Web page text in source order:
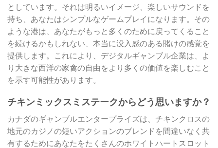
としています。それは明るいイメージ、楽しいサウンドを
持ち、あなたはシンプルなゲームプレイになります。その
ような港は、あなたがもっと多くのために戻ってくること
を続けるかもしれない、本当に没入感のある賭けの感覚を
提供します。これにより、デジタルギャンブル企業は、よ
り大きな西洋の家禽の自由をより多くの価値を楽しむこと
を示す可能性があります。
チキンミックスミステークからどう思いますか？
カナダのギャンブルエンタープライズは、チキンクロスの
地元のカジノの短いアクションのブレンドを間違いなく共
有するためにあなたをたくさんのホワイトハートスロット